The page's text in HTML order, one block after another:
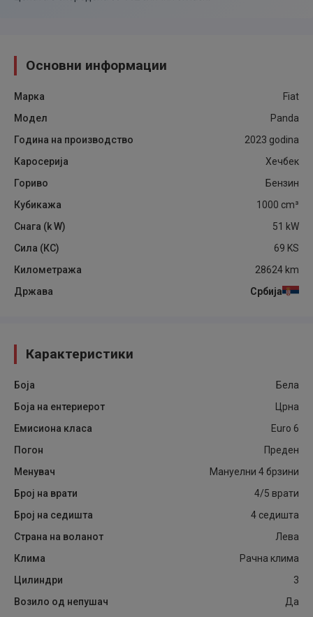
Основни информации
Марка
Fiat
Модел
Panda
Година на производство
2023 godina
Каросерија
Хечбек
Гориво
Бензин
Кубикажа
1000 cm³
Снага (k W)
51 kW
Сила (КС)
69 KS
Километража
28624 km
Држава
Србија
Карактеристики
Боја
Бела
Боја на ентериерот
Црна
Емисиона класа
Euro 6
Погон
Преден
Менувач
Мануелни 4 брзини
Број на врати
4/5 врати
Број на седишта
4 седишта
Страна на воланот
Лева
Клима
Рачна клима
Цилиндри
3
Возило од непушач
Да